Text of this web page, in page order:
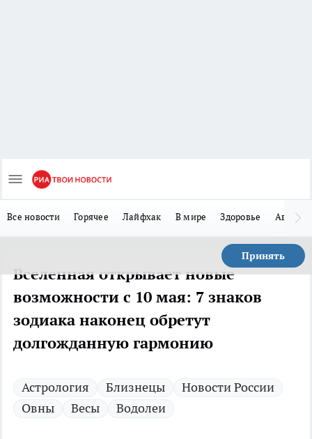
Все новости Горячее Лайфхак В мире Здоровье Авто
Принять
Вселенная открывает новые
возможности с 10 мая: 7 знаков
зодиака наконец обретут
долгожданную гармонию
Астрология Близнецы
Новости России
Овны
Весы Водолеи